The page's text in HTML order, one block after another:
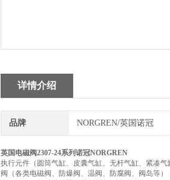
详情介绍
品牌 NORGREN/英国诺冠
英国电磁阀2307-24系列诺冠NORGREN
执行元件（圆筒气缸、皮囊气缸、无杆气缸、紧凑气
阀（各类电磁阀、防爆阀、温阀、防腐阀、阀岛等）